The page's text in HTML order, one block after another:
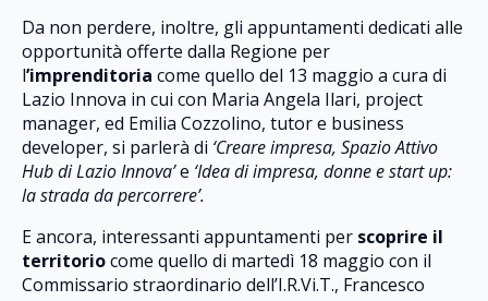
Da non perdere, inoltre, gli appuntamenti dedicati alle
opportunità offerte dalla Regione per
l’imprenditoria come quello del 13 maggio a cura di
Lazio Innova in cui con Maria Angela Ilari, project
manager, ed Emilia Cozzolino, tutor e business
developer, si parlerà di ‘Creare impresa, Spazio Attivo
Hub di Lazio Innova’e ‘Idea di impresa, donne e start up:
la strada da percorrere’.
E ancora, interessanti appuntamenti per scoprire il
territoriocome quello di martedì 18 maggio con il
Commissario straordinario dell’I.R.Vi.T., Francesco